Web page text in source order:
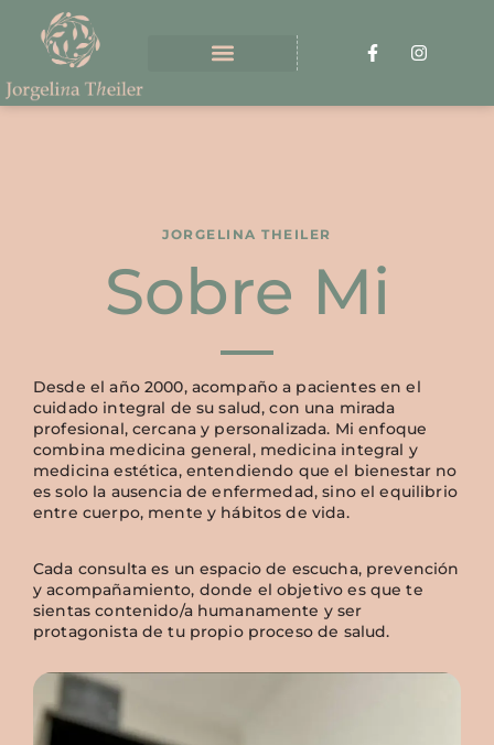
JORGELINA THEILER
Sobre Mi
Desde el año 2000, acompaño a pacientes en el
cuidado integral de su salud, con una mirada
profesional, cercana y personalizada. Mi enfoque
combina medicina general, medicina integral y
medicina estética, entendiendo que el bienestar no
es solo la ausencia de enfermedad, sino el equilibrio
entre cuerpo, mente y hábitos de vida.
Cada consulta es un espacio de escucha, prevención
y acompañamiento, donde el objetivo es que te
sientas contenido/a humanamente y ser
protagonista de tu propio proceso de salud.